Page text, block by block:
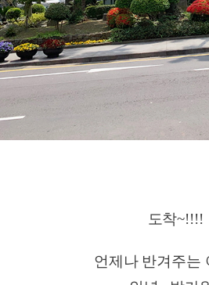
도착~!!!!
언제나 반겨주는